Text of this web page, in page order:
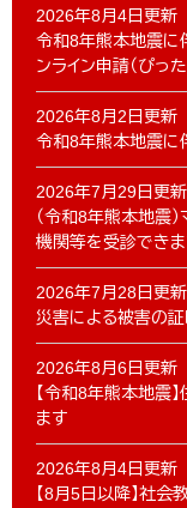
2026年8月4日更新
令和8年熊本地震に
ンライン申請（ぴっ
2026年8月2日更新
令和8年熊本地震に
2026年7月29日更新
（令和8年熊本地震
機関等を受診でき
2026年7月28日更新
災害による被害の証
2026年8月6日更新
【令和8年熊本地震
ます
2026年8月4日更新
【8月5日以降】社